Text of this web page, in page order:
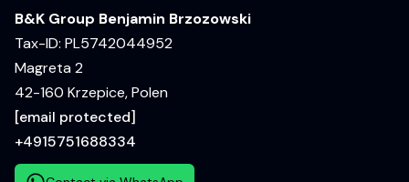
B&K Group Benjamin Brzozowski
Tax-ID: PL5742044952
Magreta 2
42-160 Krzepice, Polen
[email protected]
+4915751688334